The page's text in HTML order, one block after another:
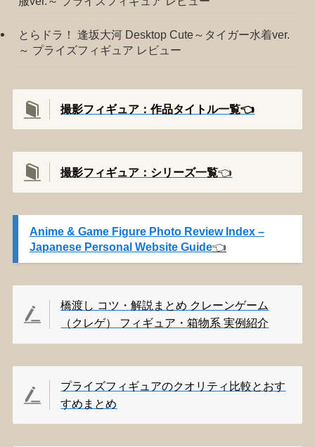
とらドラ！ 逢坂大河 Desktop Cute～タイガー水着ver.
～ プライズフィギュア レビュー
撮影フィギュア：作品タイトル一覧👈️
撮影フィギュア：シリーズ一覧👈️
Anime & Game Figure Photo Review Index –
Japanese Personal Website Guide👈️
橋渡し コツ・解説まとめ クレーンゲーム
（クレゲ） フィギュア・箱物系 実例紹介
プライズフィギュアのクオリティ比較とおす
すめまとめ